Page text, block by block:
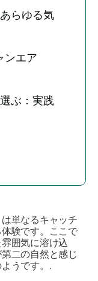
らゆる気
ンエア
ぶ：実践
単なるキャッチ
験です。ここで
囲気に溶け込
二の自然と感じ
うです。.